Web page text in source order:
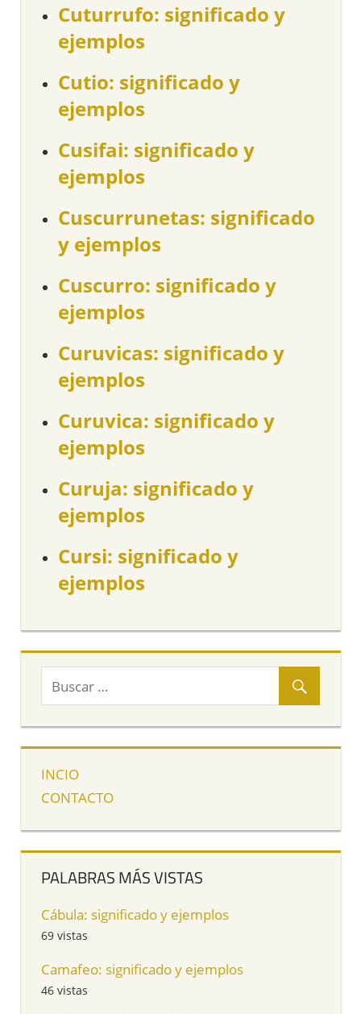
Cuturrufo: significado y
ejemplos
Cutio: significado y
ejemplos
Cusifai: significado y
ejemplos
Cuscurrunetas: significado
y ejemplos
Cuscurro: significado y
ejemplos
Curuvicas: significado y
ejemplos
Curuvica: significado y
ejemplos
Curuja: significado y
ejemplos
Cursi: significado y
ejemplos
INCIO
CONTACTO
PALABRAS MÁS VISTAS
Cábula: significado y ejemplos
69 vistas
Camafeo: significado y ejemplos
46 vistas